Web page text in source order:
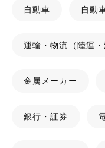
自動車 自動
運輸・物流（陸運・
金属メーカー
銀行・証券